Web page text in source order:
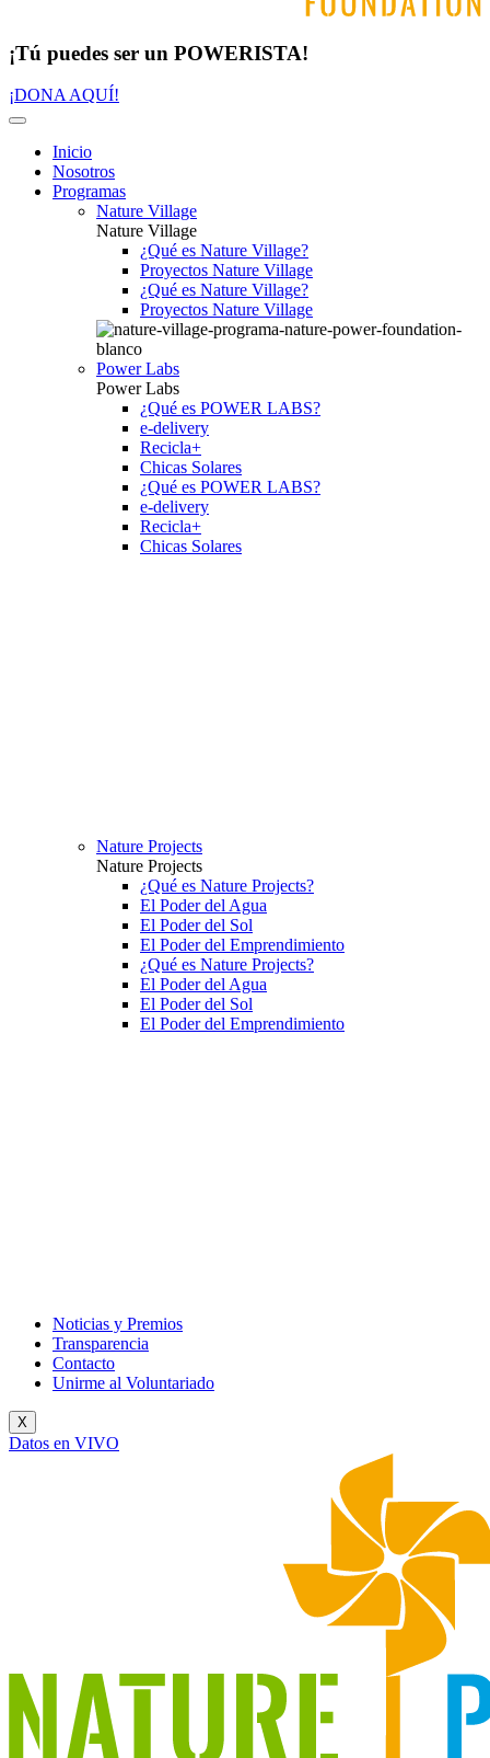
¡Tú puedes ser un POWERISTA!
¡DONA AQUÍ!
Inicio
Nosotros
Programas
Nature Village
Nature Village
¿Qué es Nature Village?
Proyectos Nature Village
¿Qué es Nature Village?
Proyectos Nature Village
Power Labs
Power Labs
¿Qué es POWER LABS?
e-delivery
Recicla+
Chicas Solares
¿Qué es POWER LABS?
e-delivery
Recicla+
Chicas Solares
Nature Projects
Nature Projects
¿Qué es Nature Projects?
El Poder del Agua
El Poder del Sol
El Poder del Emprendimiento
¿Qué es Nature Projects?
El Poder del Agua
El Poder del Sol
El Poder del Emprendimiento
Noticias y Premios
Transparencia
Contacto
Unirme al Voluntariado
X
Datos en VIVO